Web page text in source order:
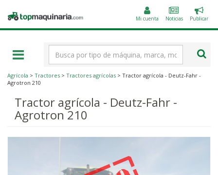
Topmaquinaria.com Mi cuenta Noticias
un
Publicar
Agrícola > Tractores > Tractores agrícolas > Tractor agrícola - Deutz-Fahr -
Agrotron 210
Tractor agrícola - Deutz-Fahr -
Agrotron 210